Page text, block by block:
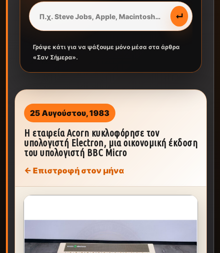
↵
Γράψε κάτι για να ψάξουμε μόνο μέσα στα άρθρα
«Σαν Σήμερα».
25 Αυγούστου, 1983
Η εταιρεία Acorn κυκλοφόρησε τον
υπολογιστή Electron, μια οικονομική έκδοση
του υπολογιστή BBC Micro
← Επιστροφή στον μήνα